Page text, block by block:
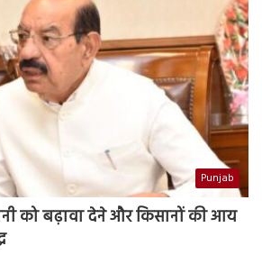
Punjab
को बढ़ावा देने और किसानों की आय